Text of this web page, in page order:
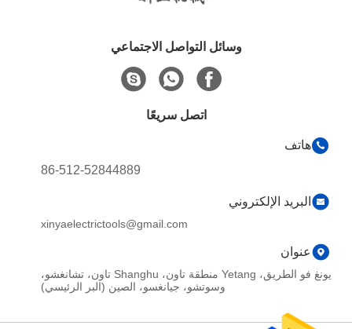
وسائل التواصل الاجتماعي
اتصل سريعًا
هاتف
86-512-52844889
البريد الإلكتروني
xinyaelectrictools@gmail.com
عنوان
يونغ فو الطريق، Yetang منطقة تاون، Shanghu تاون، تشانغشو،
وسوتشو، جيانغسو، الصين (البر الرئيسي)